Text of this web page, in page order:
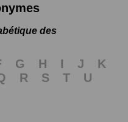
des
G H I J
K
R S T
U